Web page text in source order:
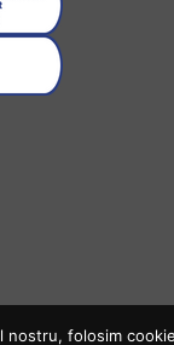
folosim